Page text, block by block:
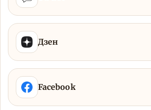
Дзен
Facebook